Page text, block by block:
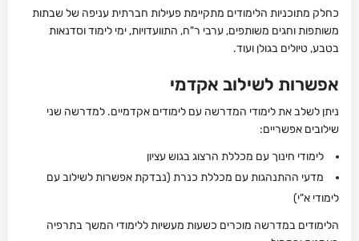
כחלק מתוכניות הלימודים מתקיימת פעילות חברתית עניפה של שבתות
משותפות וחגים משותפים, ערבי ר"ח, התוועדויות, ימי לימוד וסדנאות
בטבע, טיולים בגולן ועוד.
אפשרות לשילוב אקדמי
ניתן לשלב את לימודי המדרשה עם לימודים אקדמיים. למדרשה שני
שילובים אפשריים:
לימודי חינוך עם מכללת הרצוג בגוש עציון
מדעי ההתנהגות עם מכללת כנרת (נבדקת אפשרות לשילוב עם
לימודי א"י)
הלימודים במדרשה מוכרים כשעות מעשיות ללימודי המשך בתרפיה